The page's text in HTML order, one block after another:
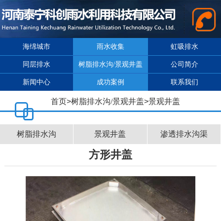
海绵城市 雨水收集 虹吸排水
同层排水 树脂排水沟/景观井盖 公司简介
新闻中心 成功案例 联系我们
首页>树脂排水沟/景观井盖>景观井盖
树脂排水沟 景观井盖 渗透排水沟渠
方形井盖